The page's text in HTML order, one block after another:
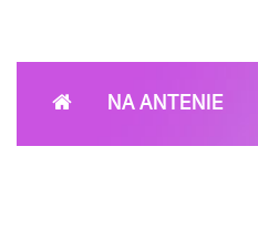
NA ANTENIE